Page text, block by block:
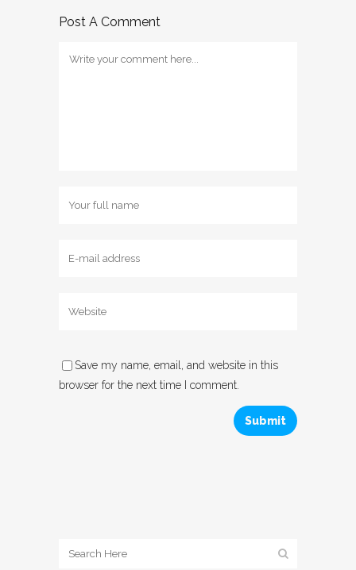
Post A Comment
Save my name, email, and website in this
browser for the next time I comment.